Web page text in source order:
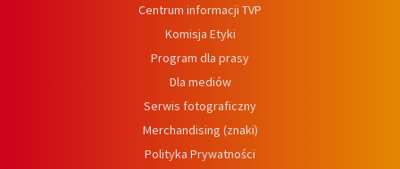
Centrum informacji TVP
Komisja Etyki
Program dla prasy
Dla mediów
Serwis fotograficzny
Merchandising (znaki)
Polityka Prywatności